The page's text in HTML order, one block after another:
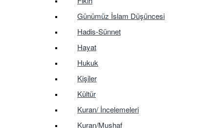
Günümüz İslam Düşüncesi
Hadis-Sünnet
Hayat
Hukuk
Kişiler
Kültür
Kuran/ İncelemeleri
Kuran/Mushaf